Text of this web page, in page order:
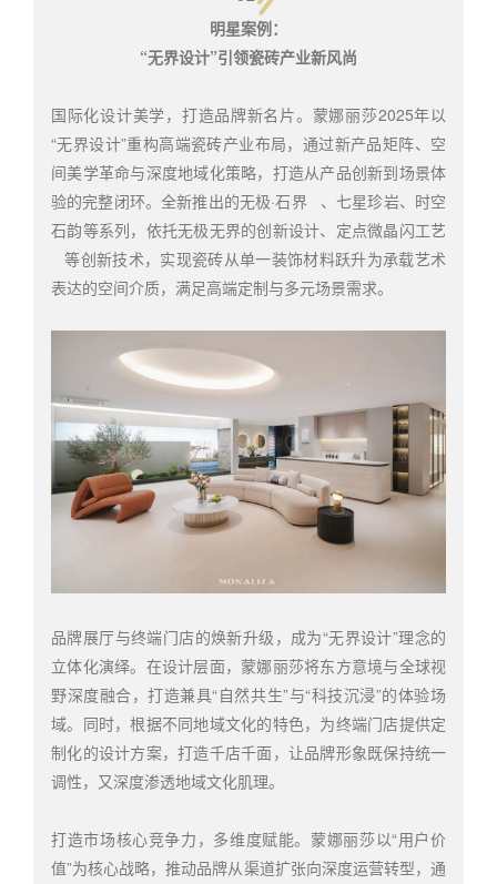
明星案例：
“无界设计”引领瓷砖产业新风尚
国际化设计美学，打造品牌新名片。蒙娜丽莎2025年以
“无界设计”重构高端瓷砖产业布局，通过新产品矩阵、空
间美学革命与深度地域化策略，打造从产品创新到场景体
验的完整闭环。全新推出的无极·石界
、七星珍岩、时空
石韵等系列，依托无极无界的创新设计、 定点微晶闪工艺
等创新技术，实现瓷砖从单一装饰材料跃升为承载艺术
表达的空间介质，满足高端定制与多元场景需求。
品牌展厅与终端门店的焕新升级，成为“无界设计”理念的
立体化演绎。在设计层面，蒙娜丽莎将东方意境与全球视
野深度融合，打造兼具“自然共生”与“科技沉浸”的体验场
域。同时，根据不同地域文化的特色，为终端门店提供定
制化的设计方案，打造千店千面，让品牌形象既保持统一
调性，又深度渗透地域文化肌理。
打造市场核心竞争力，多维度赋能。蒙娜丽莎以“用户价
值”为核心战略，推动品牌从渠道扩张向深度运营转型，通